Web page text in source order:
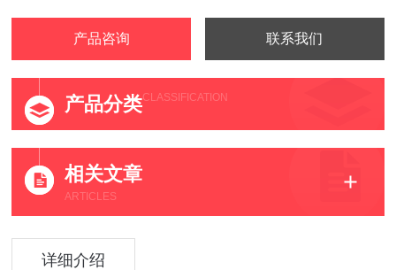
产品咨询 联系我们
产品分类CLASSIFICATION
相关文章
ARTICLES
详细介绍